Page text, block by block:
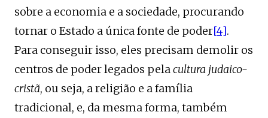
sobre a economia e a sociedade, procurando
tornar o Estado a única fonte de poder[4].
Para conseguir isso, eles precisam demolir os
centros de poder legados pelacultura judaico-
cristã, ou seja, a religião e a família
tradicional, e, da mesma forma, também